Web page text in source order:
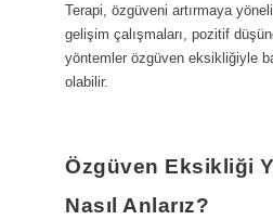
Terapi, özgüveni artırmaya
gelişim çalışmaları, pozitif
yöntemler özgüven eksikliğiyle
olabilir.
Özgüven Eksikliği
Nasıl Anlarız?